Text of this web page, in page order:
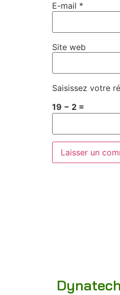
E-mail *
Site web
Saisissez votre
19 − 2 =